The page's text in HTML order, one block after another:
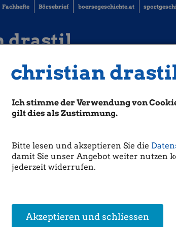
christian
Ich stimme der Verwendung von
gilt dies als Zustimmung.
Bitte lesen und akzeptieren Sie die
damit Sie unser Angebot weiter nutzen
jederzeit widerrufen.
Akzeptieren und schliessen
Fachhefte Börsebrief boersegeschichte.at
drastil
die die
mich. Ich